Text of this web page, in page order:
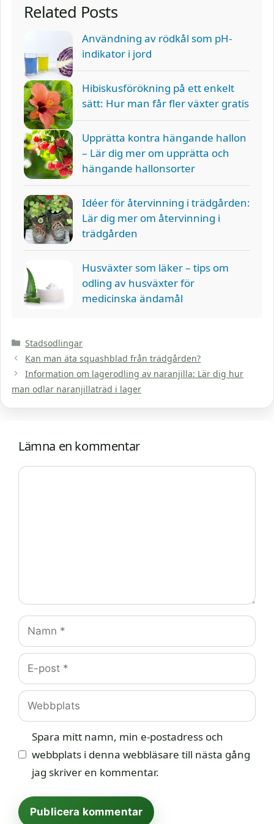
Related Posts
Användning av rödkål som pH-
indikator i jord
Hibiskusförökning på ett enkelt
sätt: Hur man får fler växter gratis
Upprätta kontra hängande hallon
– Lär dig mer om upprätta och
hängande hallonsorter
Idéer för återvinning i trädgården:
Lär dig mer om återvinning i
trädgården
Husväxter som läker – tips om
odling av husväxter för
medicinska ändamål
Kategorier
Stadsodlingar
Kan man äta squashblad från trädgården?
Information om lagerodling av naranjilla: Lär dig hur
man odlar naranjillaträd i lager
Lämna en kommentar
Kommentar
Namn
E-
post
Webbplats
Spara mitt namn, min e-postadress och
webbplats i denna webbläsare till nästa gång
jag skriver en kommentar.